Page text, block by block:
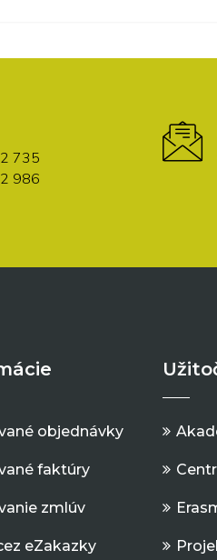
735
986
objednávky
faktúry
zmlúv
eZakazky